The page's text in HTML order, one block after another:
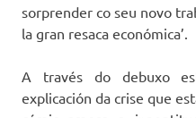
sorprender co seu novo
la gran resaca económica’.
A través do debuxo
explicación da crise que